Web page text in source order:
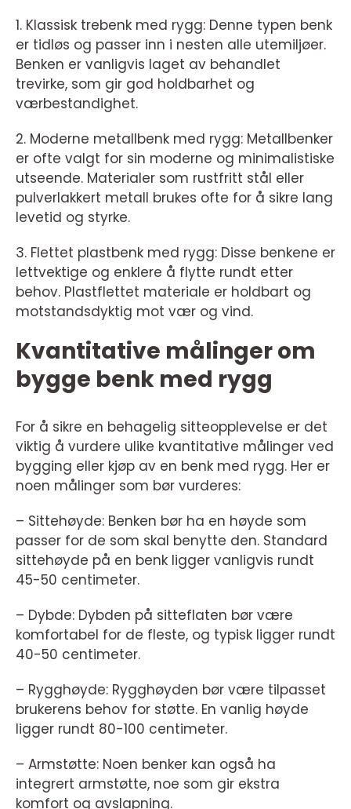
1. Klassisk trebenk med rygg: Denne typen benk
er tidløs og passer inn i nesten alle utemiljøer.
Benken er vanligvis laget av behandlet
trevirke, som gir god holdbarhet og
værbestandighet.
2. Moderne metallbenk med rygg: Metallbenker
er ofte valgt for sin moderne og minimalistiske
utseende. Materialer som rustfritt stål eller
pulverlakkert metall brukes ofte for å sikre lang
levetid og styrke.
3. Flettet plastbenk med rygg: Disse benkene er
lettvektige og enklere å flytte rundt etter
behov. Plastflettet materiale er holdbart og
motstandsdyktig mot vær og vind.
Kvantitative målinger om
bygge benk med rygg
For å sikre en behagelig sitteopplevelse er det
viktig å vurdere ulike kvantitative målinger ved
bygging eller kjøp av en benk med rygg. Her er
noen målinger som bør vurderes:
– Sittehøyde: Benken bør ha en høyde som
passer for de som skal benytte den. Standard
sittehøyde på en benk ligger vanligvis rundt
45-50 centimeter.
– Dybde: Dybden på sitteflaten bør være
komfortabel for de fleste, og typisk ligger rundt
40-50 centimeter.
– Rygghøyde: Rygghøyden bør være tilpasset
brukerens behov for støtte. En vanlig høyde
ligger rundt 80-100 centimeter.
– Armstøtte: Noen benker kan også ha
integrert armstøtte, noe som gir ekstra
komfort og avslapning.